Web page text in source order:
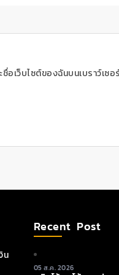
อเว็บไซต์ของฉันบนเบราว์เซ
น
Recent Post
05 ส.ค. 2026